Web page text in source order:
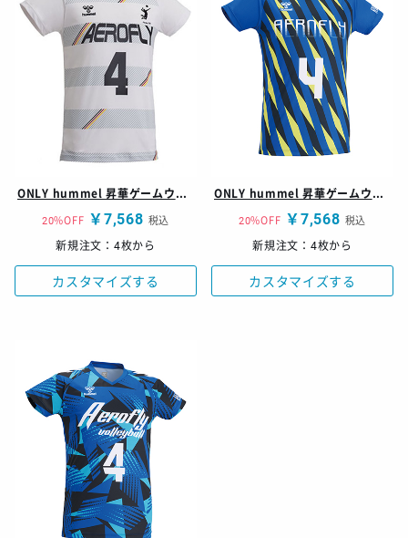
ONLY hummel 昇華ゲームウェア シャツ
20%OFF ￥7,568 税込
新規注文：4枚から
カスタマイズする
ONLY hummel 昇華ゲームウェア シャツ
20%OFF ￥7,568 税込
新規注文：4枚から
カスタマイズする